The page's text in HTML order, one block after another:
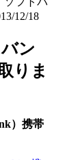
12/18
ン
りま
）携帯